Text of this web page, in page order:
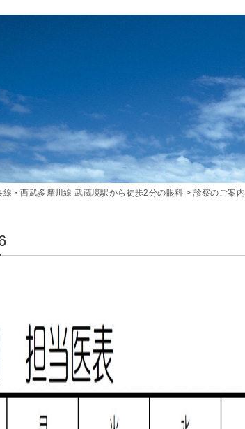
・西武多摩川線 武蔵境駅から徒歩2分の眼科 > 診察のご案内